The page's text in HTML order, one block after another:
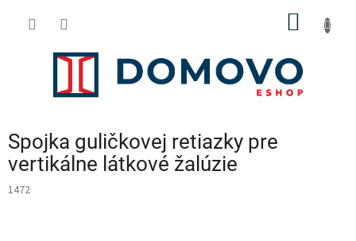
Spojka guličkovej retiazky pre
vertikálne látkové žalúzie
1472